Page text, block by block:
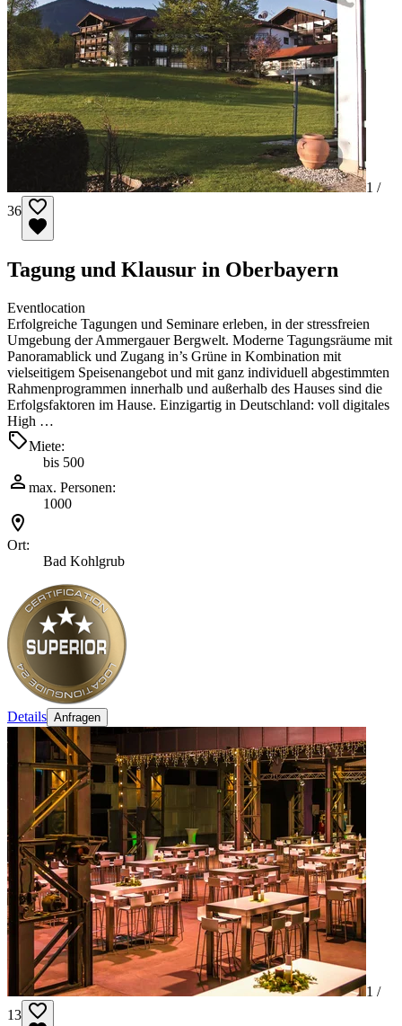
1 /
36
Tagung und Klausur in Oberbayern
Eventlocation
Erfolgreiche Tagungen und Seminare erleben, in der stressfreien
Umgebung der Ammergauer Bergwelt. Moderne Tagungsräume mit
Panoramablick und Zugang in’s Grüne in Kombination mit
vielseitigem Speisenangebot und mit ganz individuell abgestimmten
Rahmenprogrammen innerhalb und außerhalb des Hauses sind die
Erfolgsfaktoren im Hause. Einzigartig in Deutschland: voll digitales
High …
Miete:
bis 500
max. Personen:
1000
Ort:
Bad Kohlgrub
Details Anfragen
1 /
13